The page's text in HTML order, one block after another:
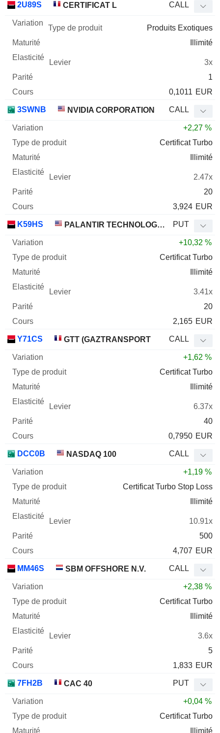
2U89S CERTIFICAT L CALL
Produits Exotiques
Illimité
3x
1
0,1011 EUR
3SWNB NVIDIA CORPORATION CALL
+2,27 %
Certificat Turbo
Illimité
2.47x
20
3,924 EUR
K59HS PALANTIR TECHNOLOGIES INC. PUT
+10,32 %
Certificat Turbo
Illimité
3.41x
20
2,165 EUR
Y71CS GTT (GAZTRANSPORT CALL
+1,62 %
Certificat Turbo
Illimité
6.37x
40
0,7950 EUR
DCC0B NASDAQ 100 CALL
+1,19 %
Certificat Turbo Stop Loss
Illimité
10.91x
500
4,707 EUR
MM46S SBM OFFSHORE N.V. CALL
+2,38 %
Certificat Turbo
Illimité
3.6x
5
1,833 EUR
7FH2B CAC 40 PUT
+0,04 %
Certificat Turbo
Illimité